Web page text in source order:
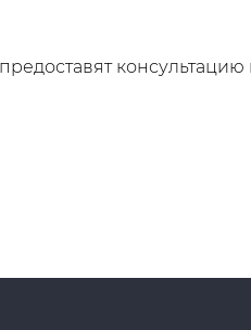
консультацию